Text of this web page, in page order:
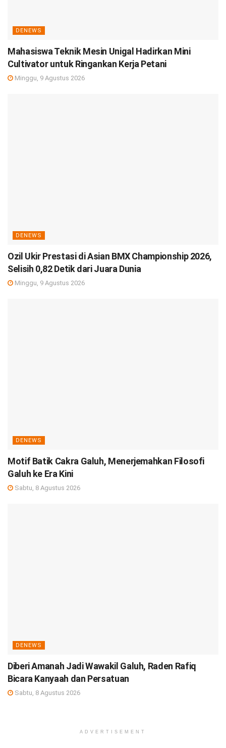
DENEWS
Mahasiswa Teknik Mesin Unigal Hadirkan Mini
Cultivator untuk Ringankan Kerja Petani
Minggu, 9 Agustus 2026
DENEWS
Ozil Ukir Prestasi di Asian BMX Championship 2026,
Selisih 0,82 Detik dari Juara Dunia
Minggu, 9 Agustus 2026
DENEWS
Motif Batik Cakra Galuh, Menerjemahkan Filosofi
Galuh ke Era Kini
Sabtu, 8 Agustus 2026
DENEWS
Diberi Amanah Jadi Wawakil Galuh, Raden Rafiq
Bicara Kanyaah dan Persatuan
Sabtu, 8 Agustus 2026
ADVERTISEMENT